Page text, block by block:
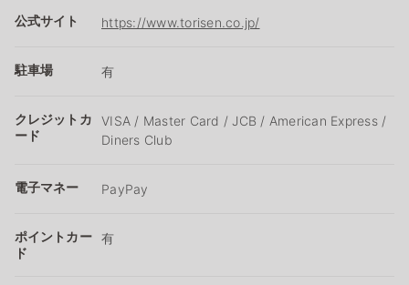
公式サイト https://www.torisen.co.jp/
駐車場 有
クレジットカ
ード
VISA / Master Card / JCB / American Express /
Diners Club
電子マネー PayPay
ポイントカー
ド
有